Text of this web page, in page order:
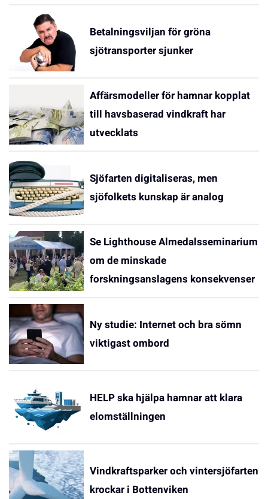
Betalningsviljan för gröna
sjötransporter sjunker
Affärsmodeller för hamnar kopplat
till havsbaserad vindkraft har
utvecklats
Sjöfarten digitaliseras, men
sjöfolkets kunskap är analog
Se Lighthouse Almedalsseminarium
om de minskade
forskningsanslagens konsekvenser
Ny studie: Internet och bra sömn
viktigast ombord
HELP ska hjälpa hamnar att klara
elomställningen
Vindkraftsparker och vintersjöfarten
krockar i Bottenviken